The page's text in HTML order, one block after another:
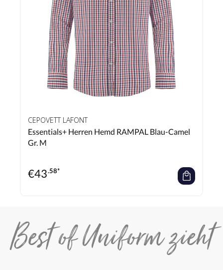
CEPOVETT LAFONT
Essentials+ Herren Hemd RAMPAL Blau-Camel
Gr. M
€43.58*
Best of Uniform zieht